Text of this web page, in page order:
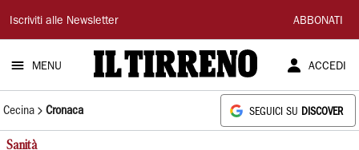
Il
Tirreno
Iscriviti alle Newsletter ABBONATI
MENU ACCEDI
Cecina Cronaca SEGUICI SU DISCOVER
Sanità